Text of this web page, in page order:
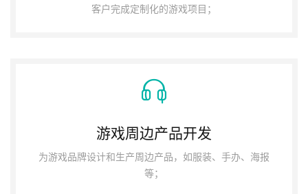
客户完成定制化的游戏项目；
游戏周边产品开发
为游戏品牌设计和生产周边产品，如服装、手办、海报
等；